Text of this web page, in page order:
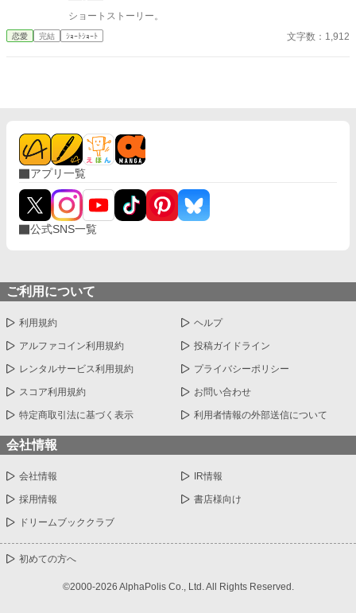
ワア泣き出した、およそ貴族令嬢とは思えない姿を晒している
リカルドを見ると、「この事は父に相談します、お先に失礼しま
ショートストーリー。
恋愛 完結 ｼｮｰﾄｼｮｰﾄ 文字数：1,912
アプリ一覧
公式SNS一覧
ご利用について
利用規約 ヘルプ
アルファコイン利用規約 投稿ガイドライン
レンタルサービス利用規約 プライバシーポリシー
スコア利用規約 お問い合わせ
特定商取引法に基づく表示 利用者情報の外部送信について
会社情報
会社情報 IR情報
採用情報 書店様向け
ドリームブッククラブ
初めての方へ
©2000-2026 AlphaPolis Co., Ltd. All Rights Reserved.